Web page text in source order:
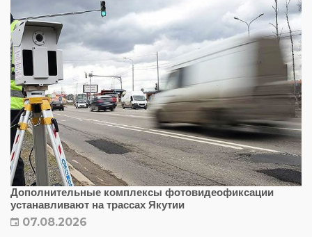
Дополнительные комплексы фотовидеофиксации
устанавливают на трассах Якутии
07.08.2026